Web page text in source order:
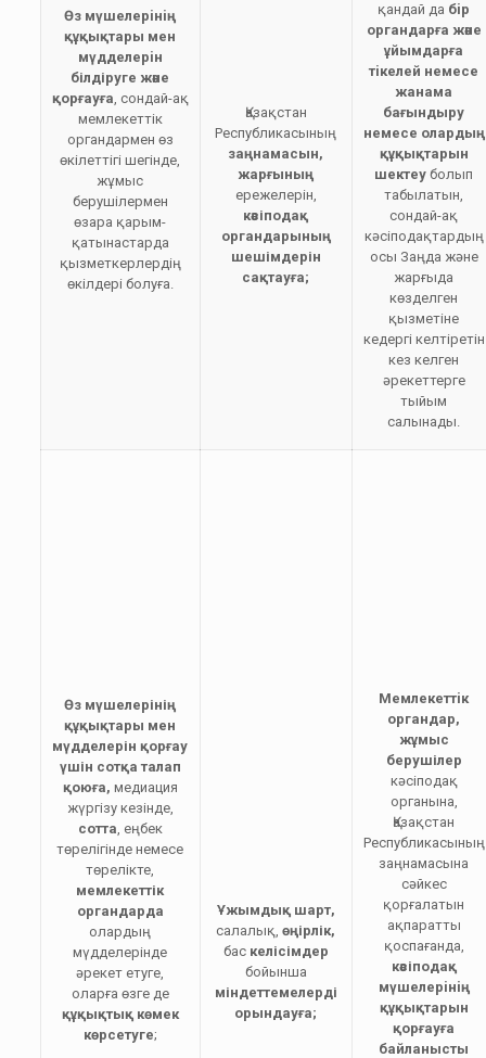
Өз мүшелерiнiң
құқықтары мен
мүдделерiн
білдіруге және
қорғауға, сондай-ақ
мемлекеттiк
органдармен өз
өкілеттігі шегінде,
жұмыс
берушілермен
өзара қарым-
қатынастарда
қызметкерлердің
өкілдері болуға.
Қазақстан
Республикасының
заңнамасын,
жарғының
ережелерін,
кәсіподақ
органдарының
шешімдерін
сақтауға;
қандай да бiр
органдарға және
ұйымдарға
тiкелей немесе
жанама
бағындыру
немесе олардың
құқықтарын
шектеу болып
табылатын,
сондай-ақ
кәсiподақтардың
осы Заңда және
жарғыда
көзделген
қызметіне
кедергi келтіретін
кез келген
әрекеттерге
тыйым
салынады.
Өз мүшелерінің
құқықтары мен
мүдделерін қорғау
үшін сотқа талап
қоюға, медиация
жүргізу кезінде,
сотта, еңбек
төрелігінде немесе
төрелікте,
мемлекеттік
органдарда
олардың
мүдделерiнде
әрекет етуге,
оларға өзге де
құқықтық көмек
көрсетуге;
Ұжымдық шарт,
салалық, өңірлік,
баскелісімдер
бойынша
міндеттемелерді
орындауға;
Мемлекеттiк
органдар,
жұмыс
берушілер
кәсiподақ
органына,
Қазақстан
Республикасының
заңнамасына
сәйкес
қорғалатын
ақпаратты
қоспағанда,
кәсіподақ
мүшелерiнiң
құқықтарын
қорғауға
байланысты